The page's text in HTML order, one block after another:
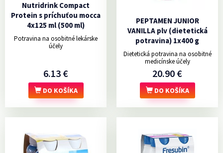
Nutridrink Compact
Protein s príchuťou mocca
4x125 ml (500 ml)
Potravina na osobitné lekárske
účely
6.13 €
DO KOŠÍKA
PEPTAMEN JUNIOR
VANILLA plv (dietetická
potravina) 1x400 g
Dietetická potravina na osobitné
medicínske účely
20.90 €
DO KOŠÍKA